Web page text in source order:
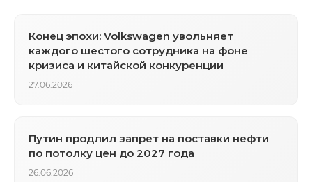
Конец эпохи: Volkswagen увольняет
каждого шестого сотрудника на фоне
кризиса и китайской конкуренции
27.06.2026
Путин продлил запрет на поставки нефти
по потолку цен до 2027 года
26.06.2026